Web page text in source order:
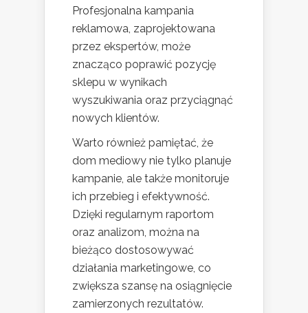
Profesjonalna kampania
reklamowa, zaprojektowana
przez ekspertów, może
znacząco poprawić pozycję
sklepu w wynikach
wyszukiwania oraz przyciągnąć
nowych klientów.
Warto również pamiętać, że
dom mediowy nie tylko planuje
kampanie, ale także monitoruje
ich przebieg i efektywność.
Dzięki regularnym raportom
oraz analizom, można na
bieżąco dostosowywać
działania marketingowe, co
zwiększa szansę na osiągnięcie
zamierzonych rezultatów.